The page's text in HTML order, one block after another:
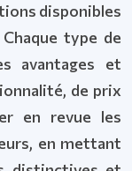
disponibles
type de
avantages et
de prix
en revue les
en mettant